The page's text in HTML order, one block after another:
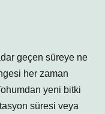
geçen süreye ne
her zaman
yeni bitki
süresi veya